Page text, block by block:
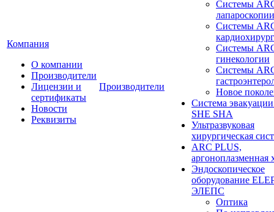
Компания
О компании
Производители
Лицензии и
сертификаты
Новости
Реквизиты
Производители
Системы
лапароскопии
Системы
Системы
гинекологии
Системы
Новое
Система
SHE SHA
Ультразвуковая
хирургическая
ARC PLUS,
аргоноплазменная
Эндоскопическое
оборудование
ЭЛЕПС
Оптика